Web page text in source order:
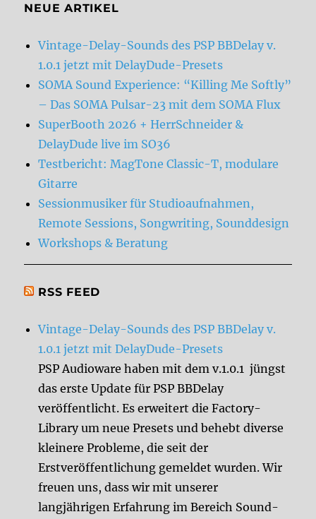
NEUE ARTIKEL
Vintage-Delay-Sounds des PSP BBDelay v.
1.0.1 jetzt mit DelayDude-Presets
SOMA Sound Experience: “Killing Me Softly”
– Das SOMA Pulsar-23 mit dem SOMA Flux
SuperBooth 2026 + HerrSchneider &
DelayDude live im SO36
Testbericht: MagTone Classic-T, modulare
Gitarre
Sessionmusiker für Studioaufnahmen,
Remote Sessions, Songwriting, Sounddesign
Workshops & Beratung
RSS FEED
Vintage-Delay-Sounds des PSP BBDelay v.
1.0.1 jetzt mit DelayDude-Presets
PSP Audioware haben mit dem v.1.0.1 jüngst
das erste Update für PSP BBDelay
veröffentlicht. Es erweitert die Factory-
Library um neue Presets und behebt diverse
kleinere Probleme, die seit der
Erstveröffentlichung gemeldet wurden. Wir
freuen uns, dass wir mit unserer
langjährigen Erfahrung im Bereich Sound-